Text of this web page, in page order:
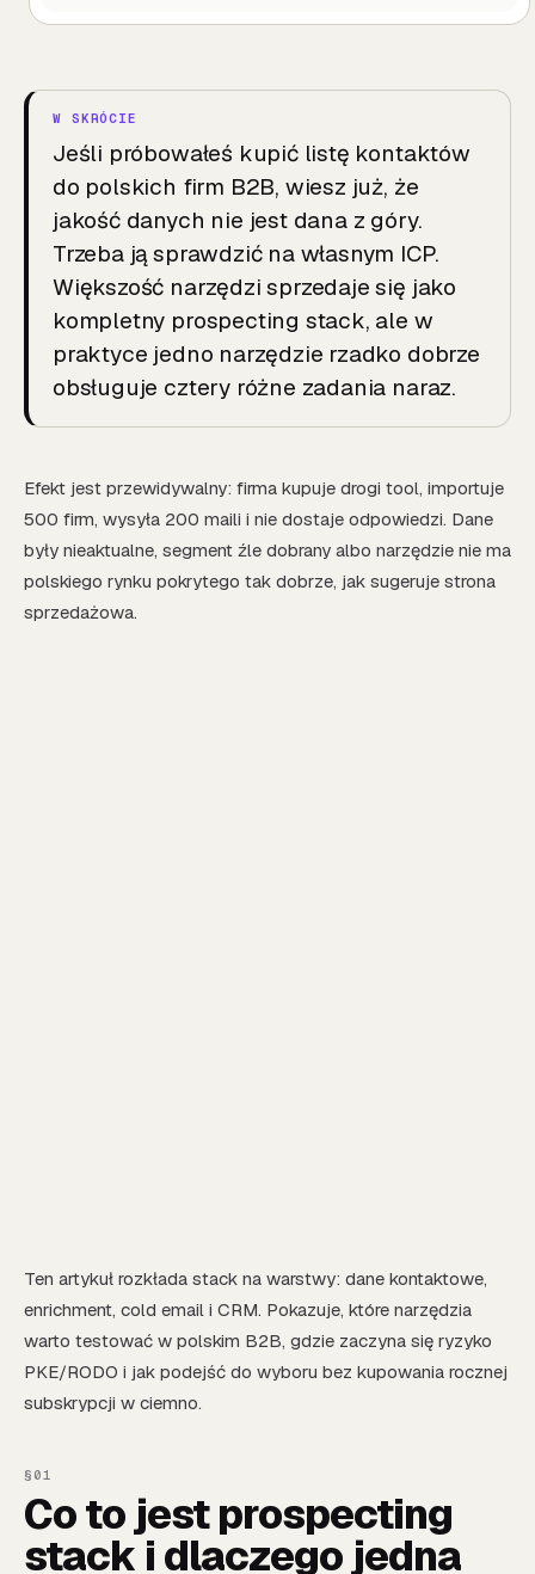
Jeśli próbowałeś kupić listę kontaktów
do polskich firm B2B, wiesz już, że
jakość danych nie jest dana z góry.
Trzeba ją sprawdzić na własnym ICP.
Większość narzędzi sprzedaje się jako
kompletny prospecting stack, ale w
praktyce jedno narzędzie rzadko dobrze
obsługuje cztery różne zadania naraz.
Efekt jest przewidywalny: firma kupuje drogi tool, importuje
500 firm, wysyła 200 maili i nie dostaje odpowiedzi. Dane
były nieaktualne, segment źle dobrany albo narzędzie nie ma
polskiego rynku pokrytego tak dobrze, jak sugeruje strona
sprzedażowa.
Ten artykuł rozkłada stack na warstwy: dane kontaktowe,
enrichment, cold email i CRM. Pokazuje, które narzędzia
warto testować w polskim B2B, gdzie zaczyna się ryzyko
PKE/RODO i jak podejść do wyboru bez kupowania rocznej
subskrypcji w ciemno.
Co to jest prospecting
stack i dlaczego jedna